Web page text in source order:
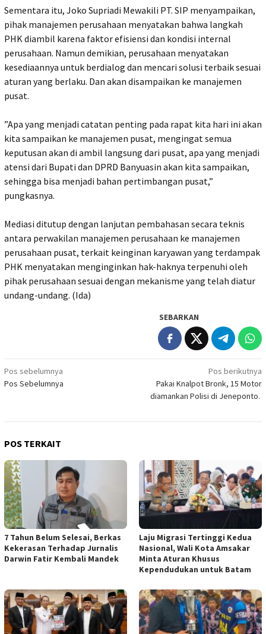
‎Sementara itu, Joko Supriadi Mewakili PT. SIP menyampaikan,
pihak manajemen perusahaan menyatakan bahwa langkah
PHK diambil karena faktor efisiensi dan kondisi internal
perusahaan. Namun demikian, perusahaan menyatakan
kesediaannya untuk berdialog dan mencari solusi terbaik sesuai
aturan yang berlaku. Dan akan disampaikan ke manajemen
pusat.
‎”Apa yang menjadi catatan penting pada rapat kita hari ini akan
kita sampaikan ke manajemen pusat, mengingat semua
keputusan akan di ambil langsung dari pusat, apa yang menjadi
atensi dari Bupati dan DPRD Banyuasin akan kita sampaikan,
sehingga bisa menjadi bahan pertimbangan pusat,”
pungkasnya.
‎Mediasi ditutup dengan lanjutan pembahasan secara teknis
antara perwakilan manajemen perusahaan ke manajemen
perusahaan pusat, terkait keinginan karyawan yang terdampak
PHK menyatakan menginginkan hak-haknya terpenuhi oleh
pihak perusahaan sesuai dengan mekanisme yang telah diatur
undang-undang. (Ida)
SEBARKAN
Navigasi
pos
Pos sebelumnya
Pos Sebelumnya
Pos berikutnya
Pakai Knalpot Bronk, 15 Motor
diamankan Polisi di Jeneponto.
POS TERKAIT
7 Tahun Belum Selesai, Berkas
Kekerasan Terhadap Jurnalis
Darwin Fatir Kembali Mandek
Laju Migrasi Tertinggi Kedua
Nasional, Wali Kota Amsakar
Minta Aturan Khusus
Kependudukan untuk Batam